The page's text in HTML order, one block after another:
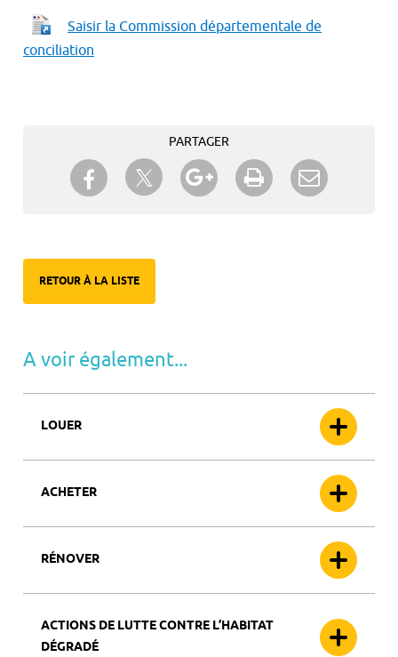
Saisir la Commission départementale de
conciliation
PARTAGER
Partager sur Facebook
Partager sur TwitterPartager sur Google+
Imprimer
RETOUR À LA LISTE
A voir également...
LOUER
ACHETER
RÉNOVER
ACTIONS DE LUTTE CONTRE L’HABITAT
DÉGRADÉ